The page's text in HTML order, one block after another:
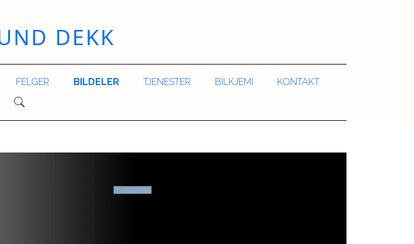
DEKK
FELGER BILDELER TJENESTER BILKJEMI KONTAKT